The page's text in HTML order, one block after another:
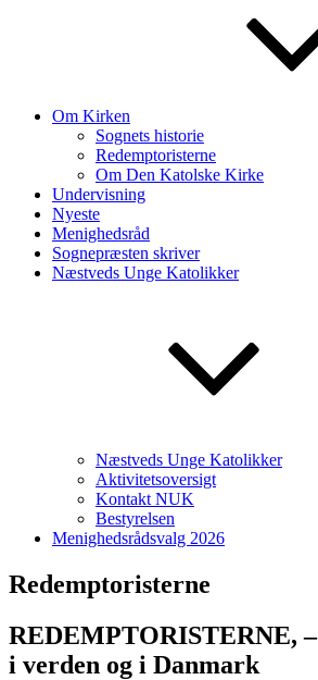
Om Kirken
Sognets historie
Redemptoristerne
Om Den Katolske Kirke
Undervisning
Nyeste
Menighedsråd
Sognepræsten skriver
Næstveds Unge Katolikker
Næstveds Unge Katolikker
Aktivitetsoversigt
Kontakt NUK
Bestyrelsen
Menighedsrådsvalg 2026
Redemptoristerne
REDEMPTORISTERNE, –
i verden og i Danmark